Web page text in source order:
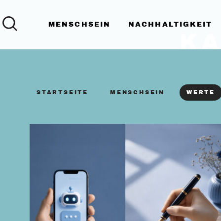
MENSCHSEIN NACHHALTIGKEIT
FILTER BY
STARTSEITE FILTER BY
MENSCHSEIN FILTER
WERTE